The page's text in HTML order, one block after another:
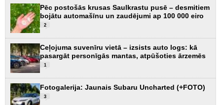
Pēc postošās krusas Saulkrastu pusē – desmitiem
bojātu automašīnu un zaudējumi ap 100 000 eiro
2
Ceļojuma suvenīru vietā – izsists auto logs: kā
pasargāt personīgās mantas, atpūšoties ārzemēs
1
Fotogalerija: Jaunais Subaru Uncharted (+FOTO)
3